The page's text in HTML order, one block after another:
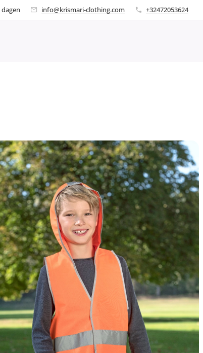
info@krismari-clothing.com +32472053624